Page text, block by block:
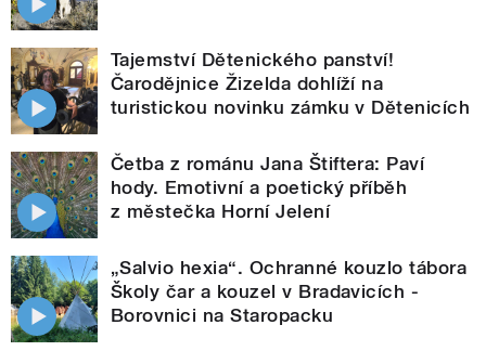
Tajemství Dětenického panství!
Čarodějnice Žizelda dohlíží na
turistickou novinku zámku v Dětenicích
Četba z románu Jana Štiftera: Paví
hody. Emotivní a poetický příběh
z městečka Horní Jelení
„Salvio hexia“. Ochranné kouzlo tábora
Školy čar a kouzel v Bradavicích -
Borovnici na Staropacku